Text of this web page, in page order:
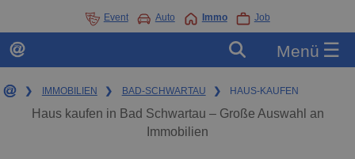
Event Auto Immo Job
Menü ☰
❯ IMMOBILIEN ❯ BAD-SCHWARTAU ❯ HAUS-KAUFEN
Haus kaufen in Bad Schwartau – Große Auswahl an
Immobilien